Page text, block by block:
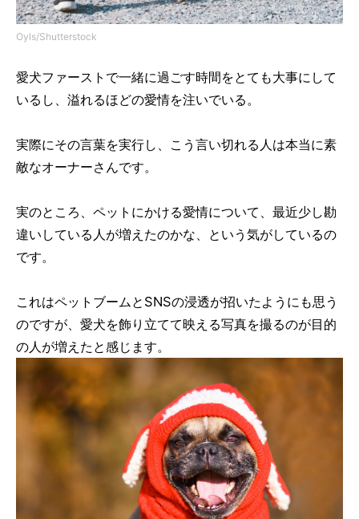
Oyls/Shutterstock
愛犬ファーストで一緒に過ごす時間をとても大事にして
いるし、溢れるほどの愛情を注いでいる。
実際にその言葉を実行し、こう言い切れる人は本当に素
敵なオーナーさんです。
実のところ、ペットにかける愛情について、最近少し勘
違いしている人が増えたのかな、という気がしているの
です。
これはペットブームとSNSの浸透が招いたようにも思う
のですが、愛犬を飾り立てて映える写真を撮るのが目的
の人が増えたと感じます。